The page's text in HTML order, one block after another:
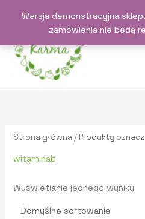
Wersja demonstracyjna
zamówienia nie będą
Strona główna / Produkty
witaminab
Wyświetlanie jednego wyniku